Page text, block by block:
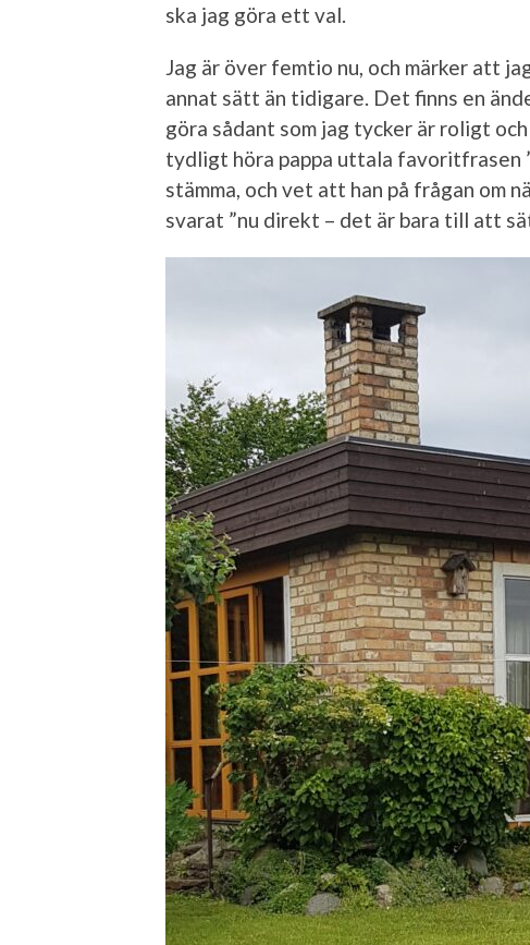
ska jag göra ett val.
Jag är över femtio nu, och märker att
annat sätt än tidigare. Det finns en
göra sådant som jag tycker är roligt
tydligt höra pappa uttala favoritfrasen
stämma, och vet att han på frågan om
svarat ”nu direkt – det är bara till att